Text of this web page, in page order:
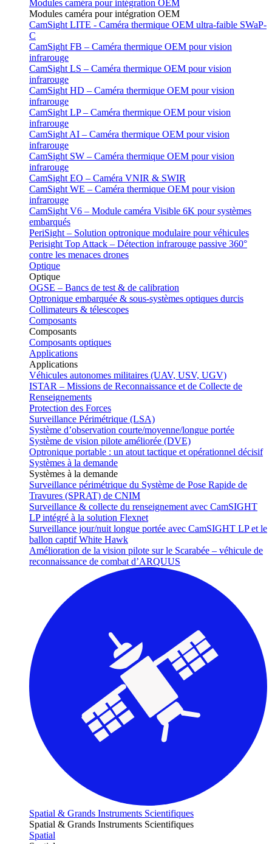
Modules caméra pour intégration OEM
Modules caméra pour intégration OEM
CamSight LITE - Caméra thermique OEM ultra-faible SWaP-
C
CamSight FB – Caméra thermique OEM pour vision
infrarouge
CamSight LS – Caméra thermique OEM pour vision
infrarouge
CamSight HD – Caméra thermique OEM pour vision
infrarouge
CamSight LP – Caméra thermique OEM pour vision
infrarouge
CamSight AI – Caméra thermique OEM pour vision
infrarouge
CamSight SW – Caméra thermique OEM pour vision
infrarouge
CamSight EO – Caméra VNIR & SWIR
CamSight WE – Caméra thermique OEM pour vision
infrarouge
CamSight V6 – Module caméra Visible 6K pour systèmes
embarqués
PeriSight – Solution optronique modulaire pour véhicules
Perisight Top Attack – Détection infrarouge passive 360°
contre les menaces drones
Optique
Optique
OGSE – Bancs de test & de calibration
Optronique embarquée & sous-systèmes optiques durcis
Collimateurs & télescopes
Composants
Composants
Composants optiques
Applications
Applications
Véhicules autonomes militaires (UAV, USV, UGV)
ISTAR – Missions de Reconnaissance et de Collecte de
Renseignements
Protection des Forces
Surveillance Périmétrique (LSA)
Système d’observation courte/moyenne/longue portée
Système de vision pilote améliorée (DVE)
Optronique portable : un atout tactique et opérationnel décisif
Systèmes à la demande
Systèmes à la demande
Surveillance périmétrique du Système de Pose Rapide de
Travures (SPRAT) de CNIM
Surveillance & collecte du renseignement avec CamSIGHT
LP intégré à la solution Flexnet
Surveillance jour/nuit longue portée avec CamSIGHT LP et le
ballon captif White Hawk
Amélioration de la vision pilote sur le Scarabée – véhicule de
reconnaissance de combat d’ARQUUS
Spatial & Grands Instruments Scientifiques
Spatial & Grands Instruments Scientifiques
Spatial